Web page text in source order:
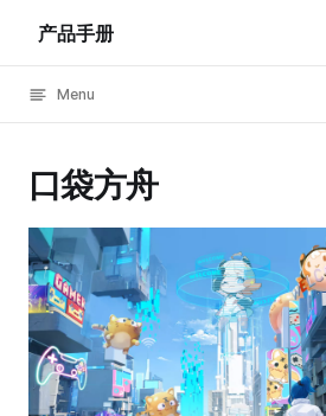
Skip to content
产品手册
Menu
口袋方舟